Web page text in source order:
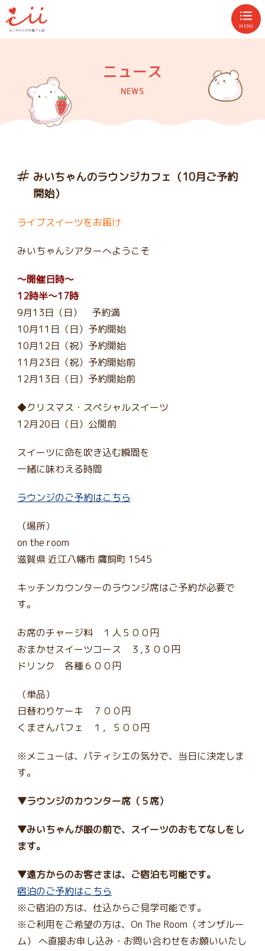
MENU
ニュース
NEWS
みいちゃんのラウンジカフェ（10月ご予約
開始）
ライブスイーツをお届け
みいちゃんシアターへようこそ
～開催日時～
12時半～17時
9月13日（日） 予約満
10月11日（日）予約開始
10月12日（祝）予約開始
11月23日（祝）予約開始前
12月13日（日）予約開始前
◆クリスマス・スペシャルスイーツ
12月20日（日）公開前
スイーツに命を吹き込む瞬間を
一緒に味わえる時間
ラウンジのご予約はこちら
（場所）
on the room
滋賀県 近江八幡市 鷹飼町 1545
キッチンカウンターのラウンジ席はご予約が必要で
す。
お席のチャージ料 １人５００円
おまかせスイーツコース ３,３００円
ドリンク 各種６００円
（単品）
日替わりケーキ ７００円
くまさんパフェ １，５００円
※メニューは、パティシエの気分で、当日に決定しま
す。
▼ラウンジのカウンター席（５席）
▼みいちゃんが眼の前で、スイーツのおもてなしをし
ます。
▼遠方からのお客さまは、ご宿泊も可能です。
宿泊のご予約はこちら
※ご宿泊の方は、仕込からご見学可能です。
※ご利用をご希望の方は、On The Room（オンザルー
ム） へ直接お申し込み・お問い合わせをお願いいたし